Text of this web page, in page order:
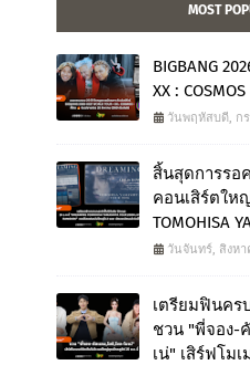
MOST
BIGBANG
XX : COSMOS
วันพฤหัสบดี, กร
สิ้นสุดการรอ
คอนเสิร์ตให
TOMOHISA
วันจันทร์, สิงหา
เตรียมฟินคร
ชวน "พี่จอง-
เน่" เสิร์ฟโม